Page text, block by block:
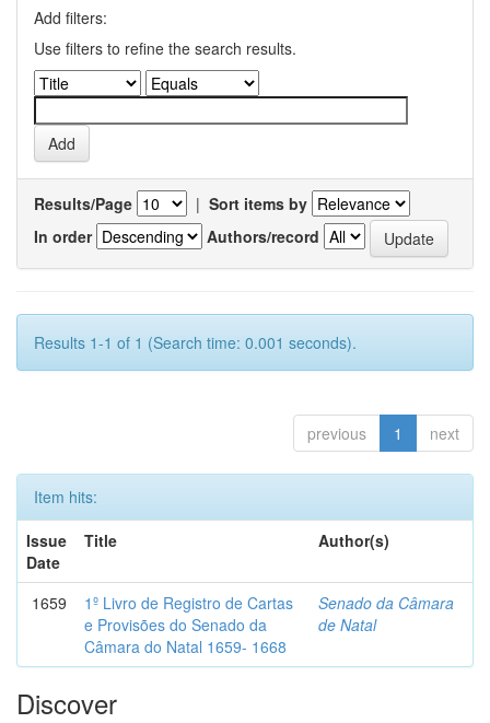
Add filters:
Use filters to refine the search results.
Results/Page | Sort items by
In order
Authors/record
Results 1-1 of 1 (Search time: 0.001 seconds).
previous 1 next
Item hits:
Issue
Date
Title Author(s)
1659
1º Livro de Registro de Cartas
e Provisões do Senado da
Câmara do Natal 1659- 1668
Senado da Câmara
de Natal
Discover